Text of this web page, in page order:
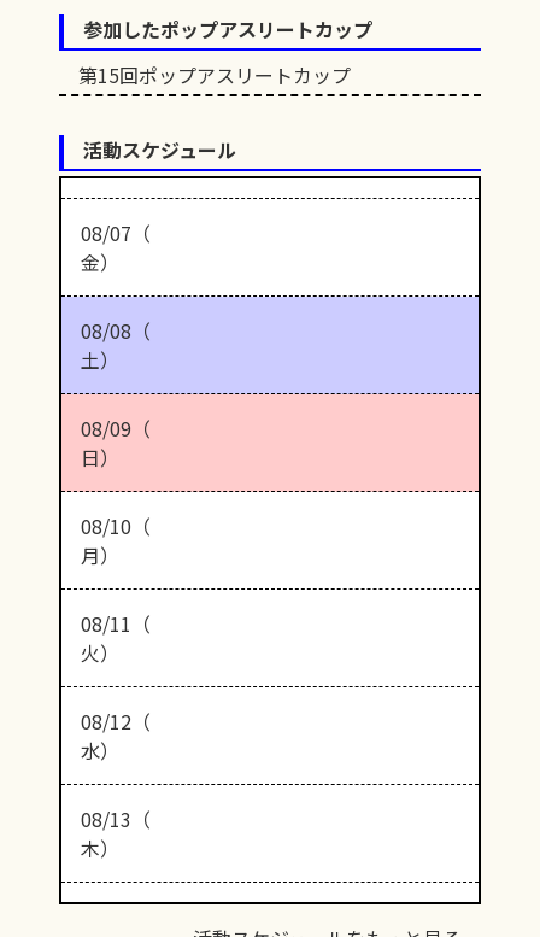
参加したポップアスリートカップ
第15回ポップアスリートカップ
活動スケジュール
08/07（
金）
08/08（
土）
08/09（
日）
08/10（
月）
08/11（
火）
08/12（
水）
08/13（
木）